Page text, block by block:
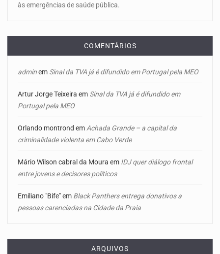
às emergências de saúde pública.
COMENTÁRIOS
adminem Sinal da TVA já é difundido em Portugal pela MEO
Artur Jorge Teixeira em Sinal da TVA já é difundido em
Portugal pela MEO
Orlando montrond em Achada Grande – a capital da
criminalidade violenta em Cabo Verde
Mário Wilson cabral da Moura em IDJ quer diálogo frontal
entre jovens e decisores políticos
Emiliano "Bife"em Black Panthers entrega donativos a
pessoas carenciadas na Cidade da Praia
ARQUIVOS